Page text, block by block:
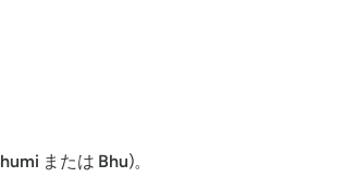
または Bhu)。